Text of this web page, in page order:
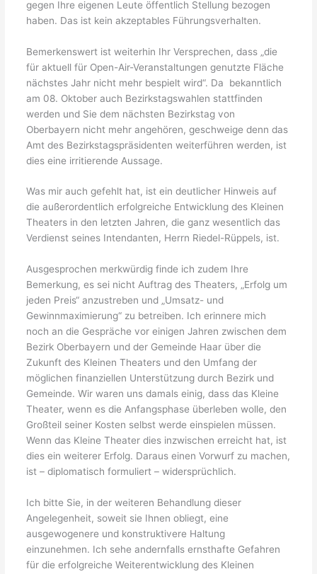
gegen Ihre eigenen Leute öffentlich Stellung bezogen
haben. Das ist kein akzeptables Führungsverhalten.
Bemerkenswert ist weiterhin Ihr Versprechen, dass „die
für aktuell für Open-Air-Veranstaltungen genutzte Fläche
nächstes Jahr nicht mehr bespielt wird“. Da bekanntlich
am 08. Oktober auch Bezirkstagswahlen stattfinden
werden und Sie dem nächsten Bezirkstag von
Oberbayern nicht mehr angehören, geschweige denn das
Amt des Bezirkstagspräsidenten weiterführen werden, ist
dies eine irritierende Aussage.
Was mir auch gefehlt hat, ist ein deutlicher Hinweis auf
die außerordentlich erfolgreiche Entwicklung des Kleinen
Theaters in den letzten Jahren, die ganz wesentlich das
Verdienst seines Intendanten, Herrn Riedel-Rüppels, ist.
Ausgesprochen merkwürdig finde ich zudem Ihre
Bemerkung, es sei nicht Auftrag des Theaters, „Erfolg um
jeden Preis“ anzustreben und „Umsatz- und
Gewinnmaximierung“ zu betreiben. Ich erinnere mich
noch an die Gespräche vor einigen Jahren zwischen dem
Bezirk Oberbayern und der Gemeinde Haar über die
Zukunft des Kleinen Theaters und den Umfang der
möglichen finanziellen Unterstützung durch Bezirk und
Gemeinde. Wir waren uns damals einig, dass das Kleine
Theater, wenn es die Anfangsphase überleben wolle, den
Großteil seiner Kosten selbst werde einspielen müssen.
Wenn das Kleine Theater dies inzwischen erreicht hat, ist
dies ein weiterer Erfolg. Daraus einen Vorwurf zu machen,
ist – diplomatisch formuliert – widersprüchlich.
Ich bitte Sie, in der weiteren Behandlung dieser
Angelegenheit, soweit sie Ihnen obliegt, eine
ausgewogenere und konstruktivere Haltung
einzunehmen. Ich sehe andernfalls ernsthafte Gefahren
für die erfolgreiche Weiterentwicklung des Kleinen